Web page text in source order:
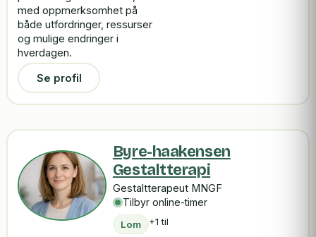
med oppmerksomhet på
både utfordringer, ressurser
og mulige endringer i
hverdagen.
Se profil
Byre-haakensen
Gestaltterapi
Gestaltterapeut MNGF
Tilbyr online-timer
Lom +1 til